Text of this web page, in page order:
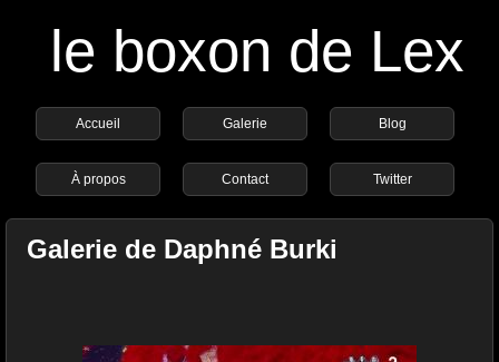
le boxon de Lex
Accueil Galerie Blog
À propos Contact Twitter
Galerie de Daphné Burki